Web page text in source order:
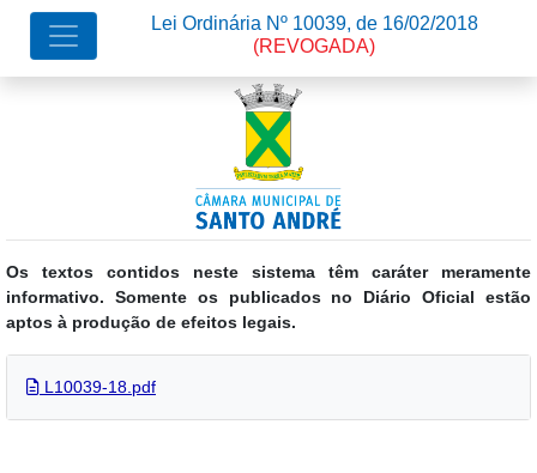
Os textos contidos neste sistema têm caráter meramente
informativo. Somente os publicados no Diário Oficial estão
aptos à produção de efeitos legais.
Lei Ordinária Nº 10039, de 16/02/2018
(REVOGADA)
L10039-18.pdf